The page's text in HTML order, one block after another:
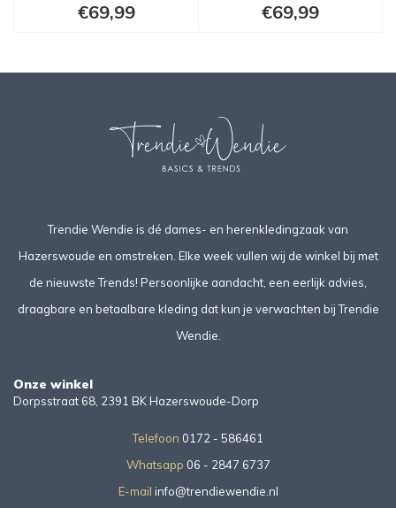
€69,99 €69,99
Trendie Wendie is dé dames- en herenkledingzaak van
Hazerswoude en omstreken. Elke week vullen wij de winkel bij met
de nieuwste Trends! Persoonlijke aandacht, een eerlijk advies,
draagbare en betaalbare kleding dat kun je verwachten bij Trendie
Wendie.
Onze winkel
Dorpsstraat 68, 2391 BK Hazerswoude-Dorp
Telefoon 0172 - 586461
Whatsapp 06 - 2847 6737
E-mail info@trendiewendie.nl